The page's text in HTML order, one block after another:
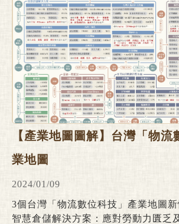
【產業地圖圖解】台灣「物流
業地圖
2024/01/09
3個台灣「物流數位科技」產業地圖
智慧倉儲解決方案：應對勞動力匱乏